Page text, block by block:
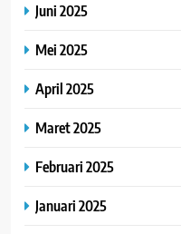
Juni 2025
Mei 2025
April 2025
Maret 2025
Februari 2025
Januari 2025